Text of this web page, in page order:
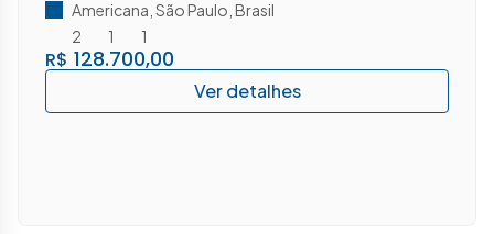
R$ 128.700,00
Americana São Paulo Brasil
2
1 1